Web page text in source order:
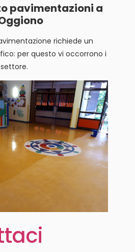
pavimentazioni a
richiede un
per questo vi occorrono i